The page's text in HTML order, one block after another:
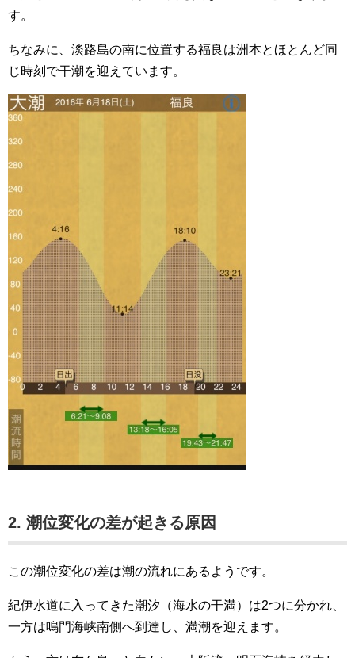
す。
ちなみに、淡路島の南に位置する福良は洲本とほとんど同
じ時刻で干潮を迎えています。
2. 潮位変化の差が起きる原因
この潮位変化の差は潮の流れにあるようです。
紀伊水道に入ってきた潮汐（海水の干満）は2つに分かれ、
一方は鳴門海峡南側へ到達し、満潮を迎えます。